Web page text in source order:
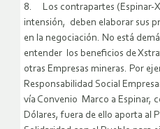
8. Los contrapartes (Espinar-
intensión, deben elaborar sus
en la negociación. No está
entender los beneficios de
otras Empresas mineras. Por
Responsabilidad Social
vía Convenio Marco a Espinar,
Dólares, fuera de ello aporta al